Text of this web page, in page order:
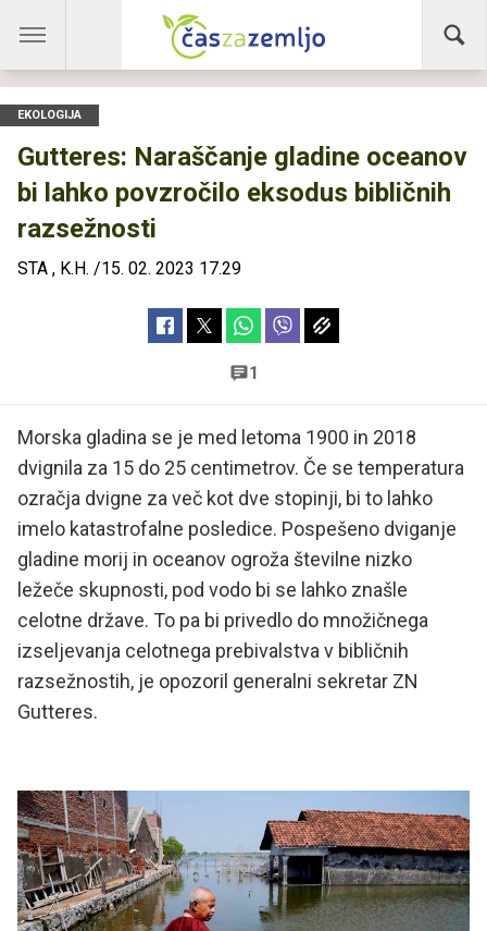
EKOLOGIJA
Gutteres: Naraščanje gladine oceanov
bi lahko povzročilo eksodus bibličnih
razsežnosti
STA , K.H. /15. 02. 2023 17.29
1
Morska gladina se je med letoma 1900 in 2018
dvignila za 15 do 25 centimetrov. Če se temperatura
ozračja dvigne za več kot dve stopinji, bi to lahko
imelo katastrofalne posledice. Pospešeno dviganje
gladine morij in oceanov ogroža številne nizko
ležeče skupnosti, pod vodo bi se lahko znašle
celotne države. To pa bi privedlo do množičnega
izseljevanja celotnega prebivalstva v bibličnih
razsežnostih, je opozoril generalni sekretar ZN
Gutteres.